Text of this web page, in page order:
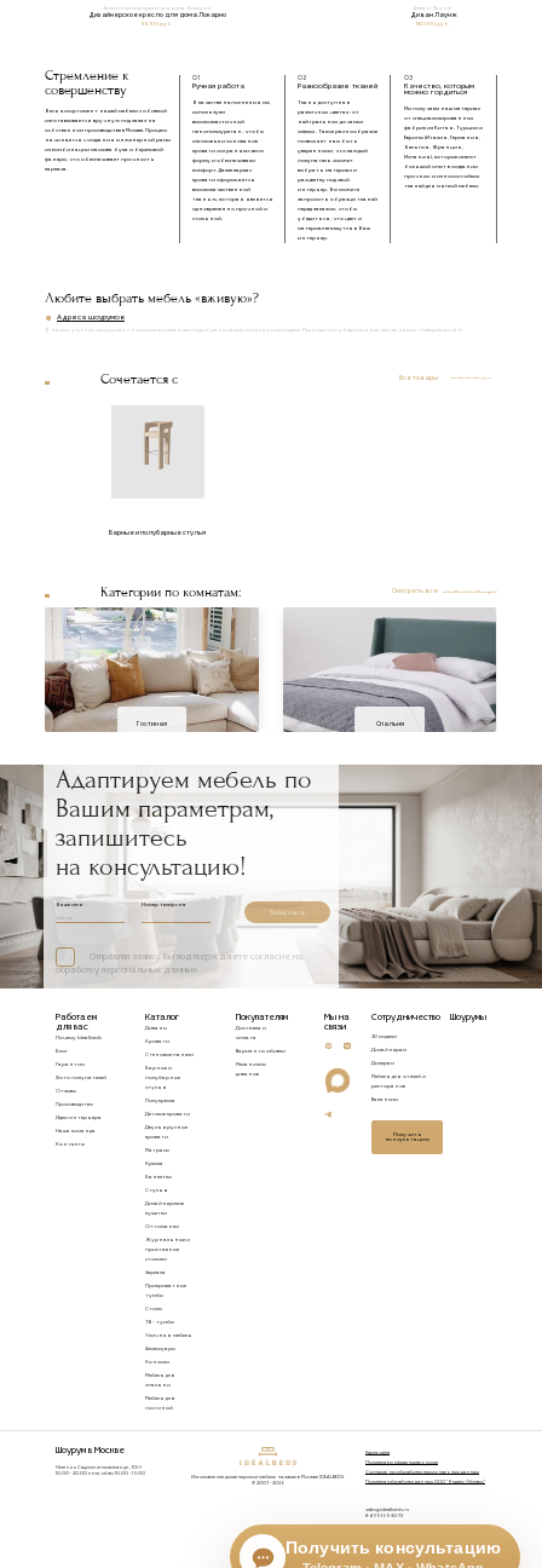
Дизайнерское кресло для дома Локарно
Дизайнерское кресло для дома Локарно
85 100 руб.
Диван Лаунж
Диван Лаунж
180 000 руб.
Стремление к
совершенству
Весь ассортимент нашей мебели с обивкой
изготавливается вручную под заказ на
собственном производстве в Москве. Процесс
начинается с создания инженерной рамы
из комбинации массива бука и березовой
фанеры, что обеспечивает прочность
каркаса.
01
Ручная работа
В качестве наполнения мы
используем
высокоэластичный
пенополиуретан, чтобы
изголовье и основание
кровати сохраняли свою
форму и обеспечивали
комфорт. Далее каркас
кровати оформляется
высококачественной
тканью, которая является
одновременно прочной и
стильной.
02
Разнообразие тканей
Ткань доступна в
различных цветах: от
нейтральных до самых
смелых. Такое разнообразие
позволяет нам быть
уверенными, что каждый
покупатель сможет
выбрать материал и
расцветку под свой
интерьер. Вы можете
запросить образцы тканей
перед заказом, чтобы
убедиться, что цвет и
материал впишутся в Ваш
интерьер.
03
Качество, которым
можно гордиться
Мы получаем наш материал
от специализированных
фабрик из Китая, Турции и
Европы (Италия, Германия,
Бельгия, Франция,
Испания), которые имеют
большой опыт в создании
прочных и износостойких
тканей для мягкой мебели.
Любите выбрать мебель «вживую»?
Адреса шоурумов
В наших уютных шоурумах с большим вниманием подобраны самые популярные модели. Приходите и убедитесь в качестве наших товаров лично!
Сочетается с Все товары
Барные и полубарные стулья
Категории по комнатам: Смотреть все
Гостиная Спальня
Адаптируем мебель по
Вашим параметрам,
запишитесь
на консультацию!
Ваше имя Номер телефона
Записаться
Отправляя заявку, Вы подтверждаете согласие на
обработку персональных данных
Работаем
для вас
Почему Idealbeds
Блог
Гарантии
Фото покупателей
Отзывы
Производство
Идеи интерьера
Наша команда
Контакты
Каталог
Диваны
Кровати
Стеновые панели
Барные и
полубарные
стулья
Полукресла
Детские кровати
Двухъярусные
кровати
Матрасы
Кресла
Банкетки
Стулья
Дизайнерские
кушетки
Оттоманки
Журнальные и
приставные
столики
Зеркала
Прикроватные
тумбы
Столы
ТВ - тумбы
Уличная мебель
Аксессуары
Консоли
Мебель для
спальни
Мебель для
гостиной
Покупателям
Доставка и
оплата
Варианты обивки
Механизмы
диванов
Мы на
связи
Сотрудничество
3D модели
Дизайнерам
Дилерам
Мебель для отелей и
ресторанов
Вакансии
Получить
консультацию
Шоурумы
Шоурум в Москве
Нижняя Сыромятническая ул., 10/9
10.00 - 20.00 пн-пт, сб-вс 10.00 - 19.00
Изготовление дизайнерской мебели на заказ в Москве IDEALBEDS.
© 2007 - 2026
Карта сайта
Политика конфиденциальности
Согласие на обработку персональных данных
Политика обработки данных ООО "Яндекс Облако"
sales@idealbeds.ru
8-495-165-30-73